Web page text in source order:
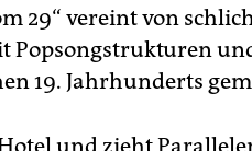
29“ vereint von
Popsongstrukturen
19. Jahrhunderts
und zieht